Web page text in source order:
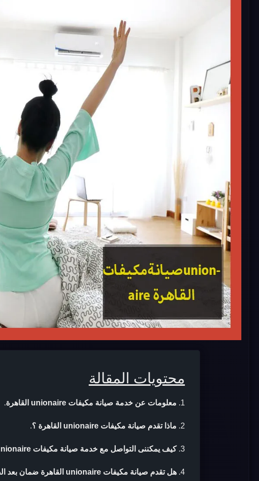
محتويات المقالة
معلومات عن خدمة صيانة مكيفات unionaire القاهرة .
ماذا تقدم صيانة مكيفات unionaire القاهرة ؟ .
كيف يمكننى التواصل مع خدمة صيانة مكيفات unionaire القاهرة ؟
هل تقدم صيانة مكيفات unionaire القاهرة ضمان بعد الصيانة ؟